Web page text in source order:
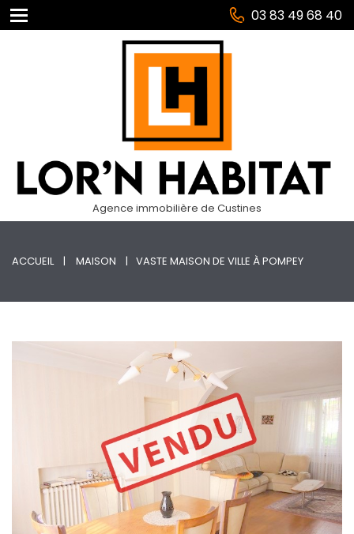
03 83 49 68 40
Agence immobilière de Custines
ACCUEIL MAISON VASTE MAISON DE VILLE À POMPEY